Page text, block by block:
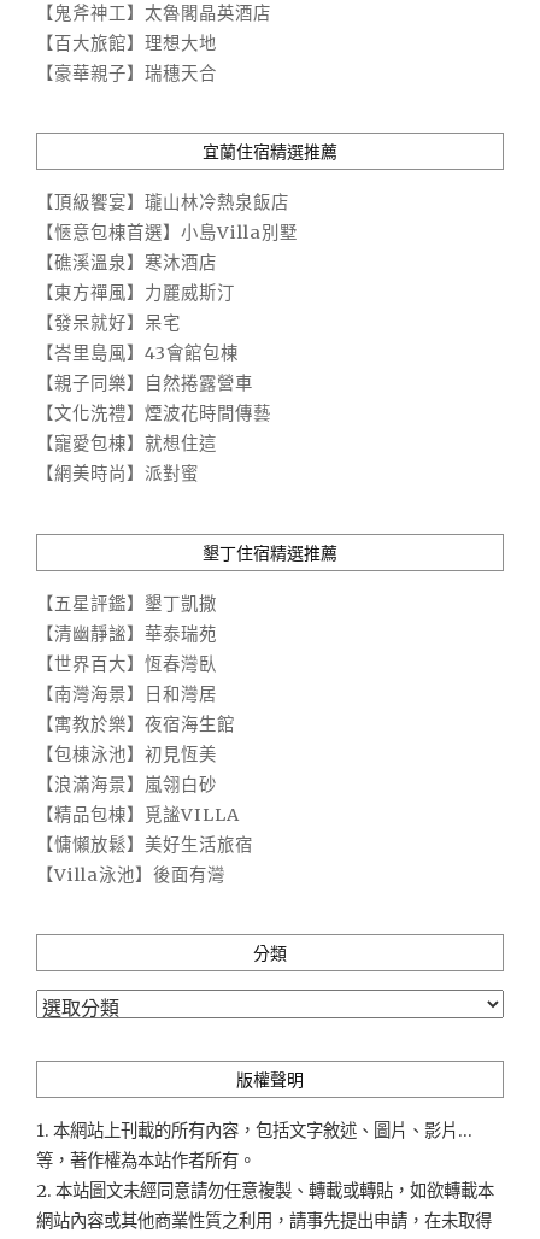
【鬼斧神工】太魯閣晶英酒店
【百大旅館】理想大地
【豪華親子】瑞穗天合
宜蘭住宿精選推薦
【頂級饗宴】瓏山林冷熱泉飯店
【愜意包棟首選】小島Villa別墅
【礁溪溫泉】寒沐酒店
【東方禪風】力麗威斯汀
【發呆就好】呆宅
【峇里島風】43會館包棟
【親子同樂】自然捲露營車
【文化洗禮】煙波花時間傳藝
【寵愛包棟】就想住這
【網美時尚】派對蜜
墾丁住宿精選推薦
【五星評鑑】墾丁凱撒
【清幽靜謐】華泰瑞苑
【世界百大】恆春灣臥
【南灣海景】日和灣居
【寓教於樂】夜宿海生館
【包棟泳池】初見恆美
【浪滿海景】嵐翎白砂
【精品包棟】覓謐VILLA
【慵懶放鬆】美好生活旅宿
【Villa泳池】後面有灣
分類
分
版權聲明
1. 本網站上刊載的所有內容，包括文字敘述、圖片、影片...
等，著作權為本站作者所有。
2. 本站圖文未經同意請勿任意複製、轉載或轉貼，如欲轉載本
網站內容或其他商業性質之利用，請事先提出申請，在未取得